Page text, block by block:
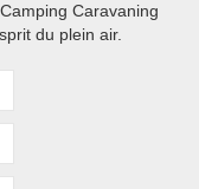
Caravaning
du plein air.